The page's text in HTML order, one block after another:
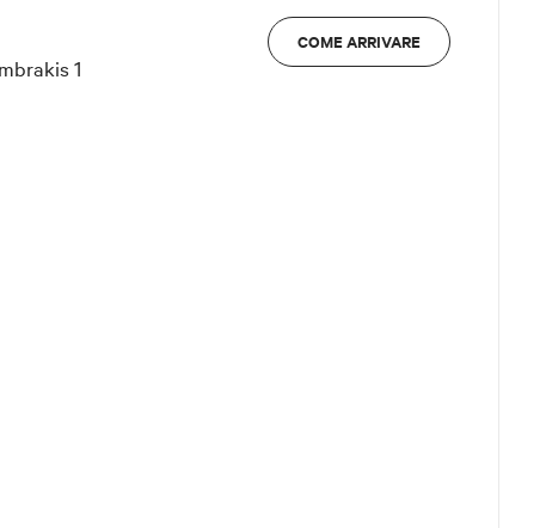
1
COME ARRIVARE